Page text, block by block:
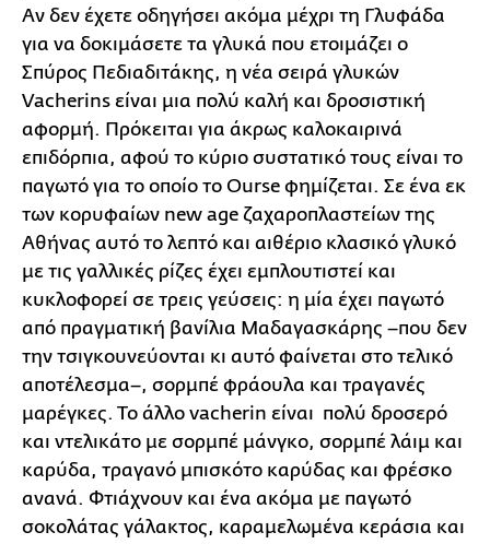
Aν δεν έχετε οδηγήσει ακόμα μέχρι τη Γλυφάδα
για να δοκιμάσετε τα γλυκά που ετοιμάζει ο
Σπύρος Πεδιαδιτάκης, η νέα σειρά γλυκών
Vacherins είναι μια πολύ καλή και δροσιστική
αφορμή. Πρόκειται για άκρως καλοκαιρινά
επιδόρπια, αφού το κύριο συστατικό τους είναι το
παγωτό για το οποίο το Ourse φημίζεται. Σε ένα εκ
των κορυφαίων new age ζαχαροπλαστείων της
Αθήνας αυτό το λεπτό και αιθέριο κλασικό γλυκό
με τις γαλλικές ρίζες έχει εμπλουτιστεί και
κυκλοφορεί σε τρεις γεύσεις: η μία έχει παγωτό
από πραγματική βανίλια Μαδαγασκάρης –που δεν
την τσιγκουνεύονται κι αυτό φαίνεται στο τελικό
αποτέλεσμα–, σορμπέ φράουλα και τραγανές
μαρέγκες. Το άλλο vacherin είναι πολύ δροσερό
και ντελικάτο με σορμπέ μάνγκο, σορμπέ λάιμ και
καρύδα, τραγανό μπισκότο καρύδας και φρέσκο
ανανά. Φτιάχνουν και ένα ακόμα με παγωτό
σοκολάτας γάλακτος, καραμελωμένα κεράσια και